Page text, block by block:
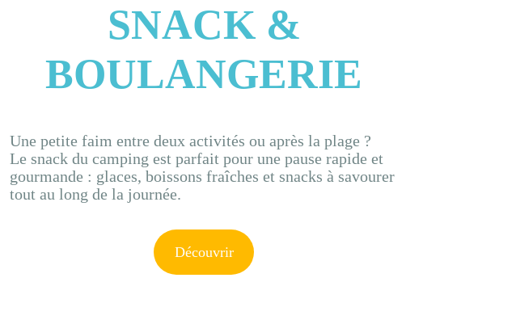
SNACK &
BOULANGERIE
Une petite faim entre deux activités ou après la plage ?
Le snack du camping est parfait pour une pause rapide et
gourmande : glaces, boissons fraîches et snacks à savourer
tout au long de la journée.
Découvrir